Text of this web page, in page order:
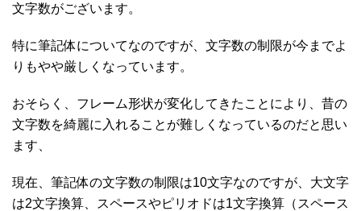
文字数がございます。
特に筆記体についてなのですが、文字数の制限が今までよ
りもやや厳しくなっています。
おそらく、フレーム形状が変化してきたことにより、昔の
文字数を綺麗に入れることが難しくなっているのだと思い
ます、
現在、筆記体の文字数の制限は10文字なのですが、大文字
は2文字換算、スペースやピリオドは1文字換算（スペース